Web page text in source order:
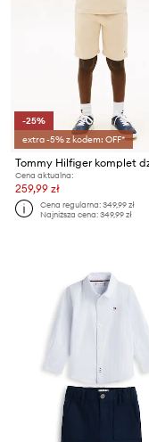
-25%
extra -5% z kodem: OFF*
Cena aktualna:
259,99 zł
Cena regularna:349,99 zł
Najniższa cena:349,99 zł